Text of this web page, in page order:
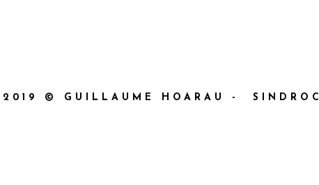
2019 © GUILLAUME HOARAU - SINDROC